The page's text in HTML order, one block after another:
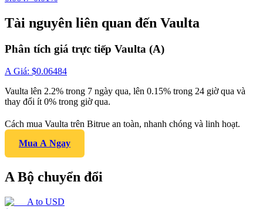
Tài nguyên liên quan đến Vaulta
Phân tích giá trực tiếp Vaulta (A)
A Giá: $0.06484
Vaulta lên 2.2% trong 7 ngày qua, lên 0.15% trong 24 giờ qua và
thay đổi ít 0% trong giờ qua.
Cách mua Vaulta trên Bitrue an toàn, nhanh chóng và linh hoạt.
Mua A Ngay
A Bộ chuyển đổi
A to USD